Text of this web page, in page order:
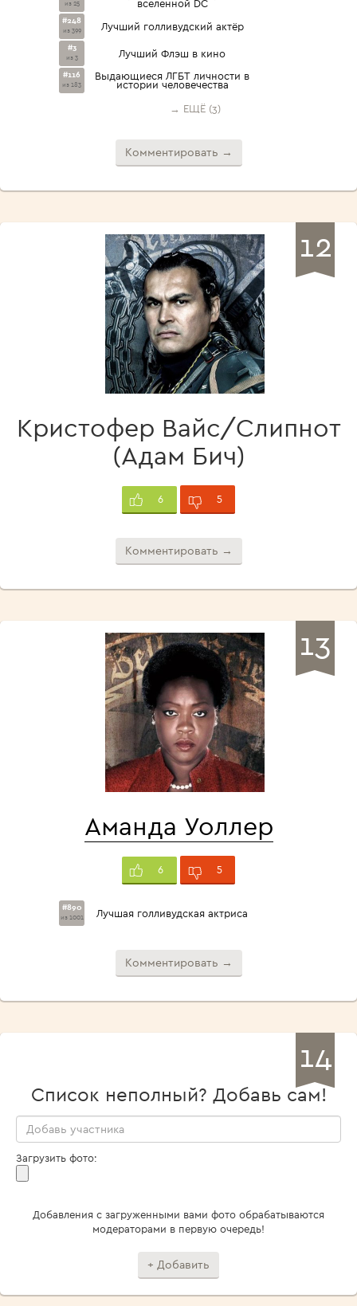
из 25 вселенной DC
#248
из 399 Лучший голливудский актёр
#3
из 3 Лучший Флэш в кино
#116
из 183
Выдающиеся ЛГБТ личности в
истории человечества
→ ЕЩЁ (3)
Комментировать →
12
Кристофер Вайс/Слипнот
(Адам Бич)
6 5
Комментировать →
13
Аманда Уоллер
6 5
#890
из 1001 Лучшая голливудская актриса
Комментировать →
14
Список неполный? Добавь сам!
Загрузить фото:
Добавления с загруженными вами фото обрабатываются
модераторами в первую очередь!